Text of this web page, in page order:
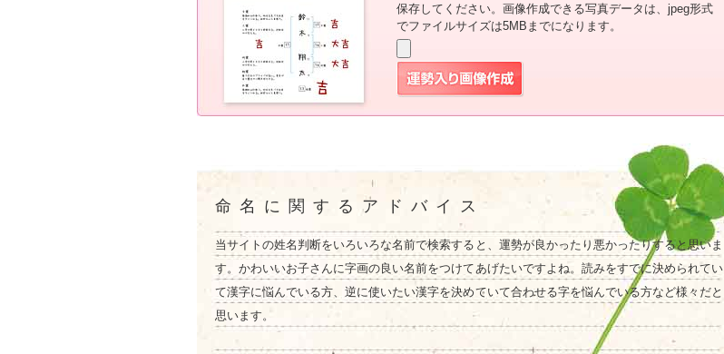
保存してください。画像作成できる写真データは、jpeg形式
でファイルサイズは5MBまでになります。
命名に関するアドバイス
当サイトの姓名判断をいろいろな名前で検索すると、運勢が良かったり悪かったりすると思いま
す。かわいいお子さんに字画の良い名前をつけてあげたいですよね。読みをすでに決められてい
て漢字に悩んでいる方、逆に使いたい漢字を決めていて合わせる字を悩んでいる方など様々だと
思います。